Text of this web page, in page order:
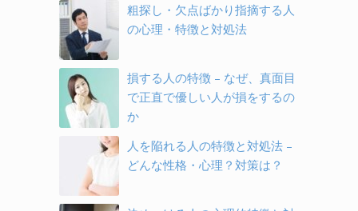
粗探し・欠点ばかり指摘する人
の心理・特徴と対処法
損する人の特徴 – なぜ、真面目
で正直で優しい人が損をするの
か
人を陥れる人の特徴と対処法 –
どんな性格・心理？対策は？